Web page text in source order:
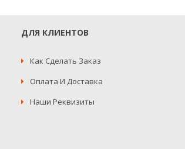
ДЛЯ КЛИЕНТОВ
Как Сделать Заказ
Оплата И Доставка
Наши Реквизиты